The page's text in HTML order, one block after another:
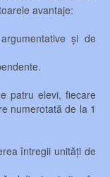
avantaje:
și de
patru elevi, fiecare
numerotată de la 1
întregii unități de